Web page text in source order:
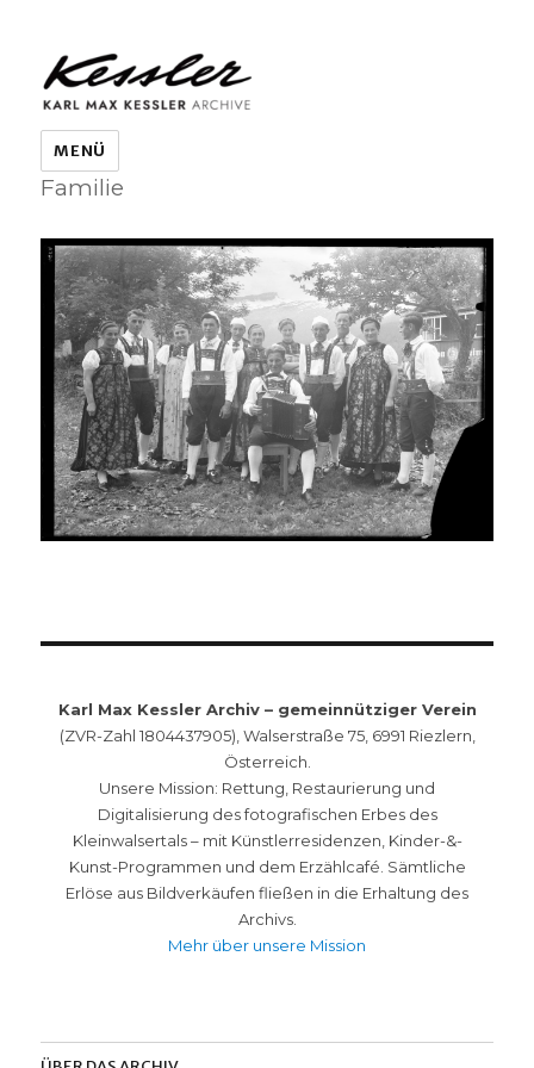
KARL MAX KESSLER ARCHIVE
MENÜ
Familie
Karl Max Kessler Archiv – gemeinnütziger Verein
(ZVR-Zahl 1804437905), Walserstraße 75, 6991 Riezlern,
Österreich.
Unsere Mission: Rettung, Restaurierung und
Digitalisierung des fotografischen Erbes des
Kleinwalsertals – mit Künstlerresidenzen, Kinder-&-
Kunst-Programmen und dem Erzählcafé. Sämtliche
Erlöse aus Bildverkäufen fließen in die Erhaltung des
Archivs.
Mehr über unsere Mission